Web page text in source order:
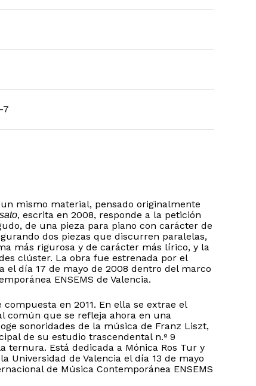
7
mismo material, pensado originalmente
, escrita en 2008, responde a la petición
de una pieza para piano con carácter de
dos piezas que discurren paralelas,
más rigurosa y de carácter más lírico, y la
clúster. La obra fue estrenada por el
el día 17 de mayo de 2008 dentro del marco
ENSEMS de Valencia.
compuesta en 2011. En ella se extrae el
común que se refleja ahora en una
sonoridades de la música de Franz Liszt,
de su estudio trascendental n.º 9
ternura. Está dedicada a Mónica Ros Tur y
Universidad de Valencia el día 13 de mayo
de Música Contemporánea ENSEMS